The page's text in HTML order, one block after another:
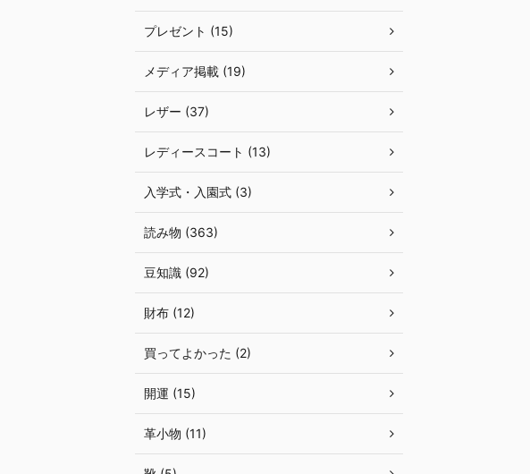
プレゼント (15)
メディア掲載 (19)
レザー (37)
レディースコート (13)
入学式・入園式 (3)
読み物 (363)
豆知識 (92)
財布 (12)
買ってよかった (2)
開運 (15)
革小物 (11)